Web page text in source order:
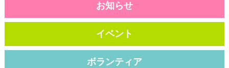
お知らせ
イベント
ボランティア